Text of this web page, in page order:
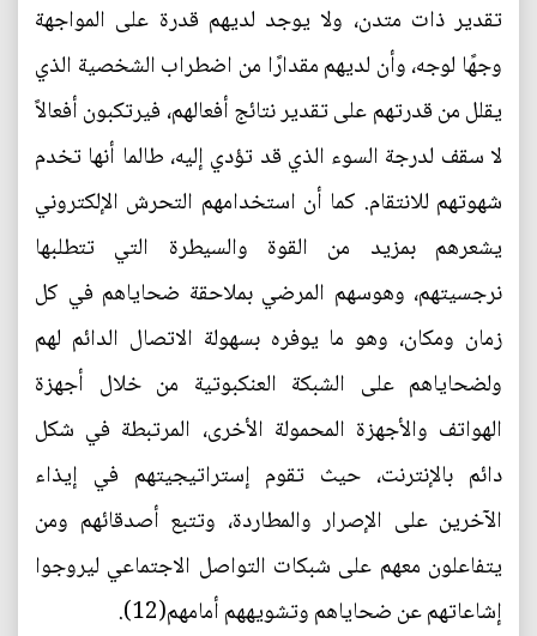
تقدير ذات متدن، ولا يوجد لديهم قدرة على المواجهة
وجهًا لوجه، وأن لديهم مقدارًا من اضطراب الشخصية الذي
يقلل من قدرتهم على تقدير نتائج أفعالهم، فيرتكبون أفعالاً
لا سقف لدرجة السوء الذي قد تؤدي إليه، طالما أنها تخدم
شهوتهم للانتقام. كما أن استخدامهم التحرش الإلكتروني
يشعرهم بمزيد من القوة والسيطرة التي تتطلبها
نرجسيتهم، وهوسهم المرضي بملاحقة ضحاياهم في كل
زمان ومكان، وهو ما يوفره بسهولة الاتصال الدائم لهم
ولضحاياهم على الشبكة العنكبوتية من خلال أجهزة
الهواتف والأجهزة المحمولة الأخرى، المرتبطة في شكل
دائم بالإنترنت، حيث تقوم إستراتيجيتهم في إيذاء
الآخرين على الإصرار والمطاردة، وتتبع أصدقائهم ومن
يتفاعلون معهم على شبكات التواصل الاجتماعي ليروجوا
إشاعاتهم عن ضحاياهم وتشويههم أمامهم(12).